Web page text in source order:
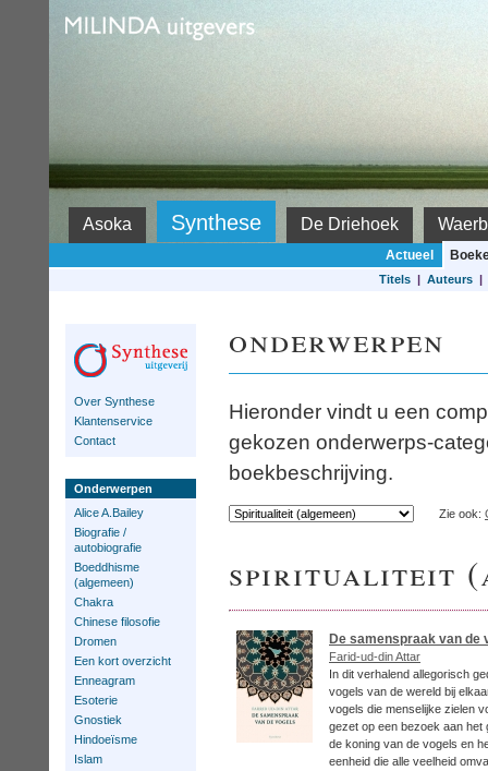
Asoka Synthese De Driehoek
Actueel
Titels| Auteurs|
Over Synthese
Klantenservice
Contact
Onderwerpen
Alice A.Bailey
Biografie /
autobiografie
Boeddhisme
(algemeen)
Chakra
Chinese filosofie
Dromen
Een kort overzicht
Enneagram
Esoterie
Gnostiek
Hindoeïsme
Islam
onderwerpen
Hieronder vindt u een
gekozen onderwerps-
boekbeschrijving.
Zie ook:
spiritualiteit
De samenspraak van de
Farid-ud-din Attar
In dit verhalend allegorisch
vogels van de wereld bij
vogels die menselijke zielen
gezet op een bezoek aan het
de koning van de vogels en
eenheid die alle veelheid